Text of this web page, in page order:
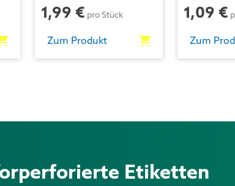
1,99 € pro Stück
Zum Produkt
1,09 €
Zum
Etiketten